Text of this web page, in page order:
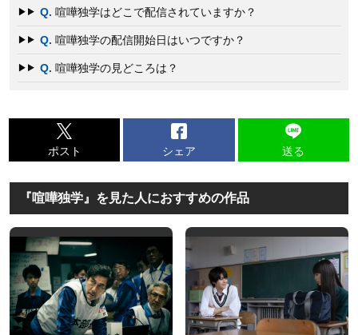
Q. 喧嘩独学はどこで配信されていますか？
Q. 喧嘩独学の配信開始日はいつですか？
Q. 喧嘩独学の見どころは？
ポスト シェア 送る
『喧嘩独学』を見た人におすすめの作品